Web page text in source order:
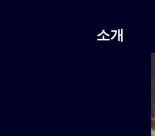
소개